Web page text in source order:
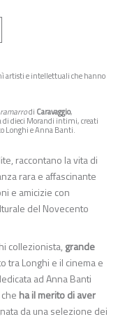
artisti e intellettuali che hanno
di Caravaggio,
di dieci Morandi intimi, creati
Longhi e Anna Banti.
raccontano la vita di
rara e affascinante
e amicizie con
del Novecento
collezionista, grande
tra Longhi e il cinema e
ad Anna Banti
ha il merito di aver
da una selezione dei